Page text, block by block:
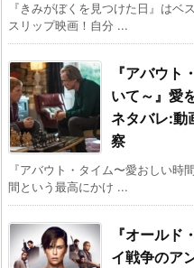
『きみがぼくを見つけた日』はベ
スリップ映画！自分 ...
『アバウト
いて～』愛
ネタバレ:動
察
『アバウト・タイム〜愛おしい
間という最高にかけ ...
『オール
イ戦争のア